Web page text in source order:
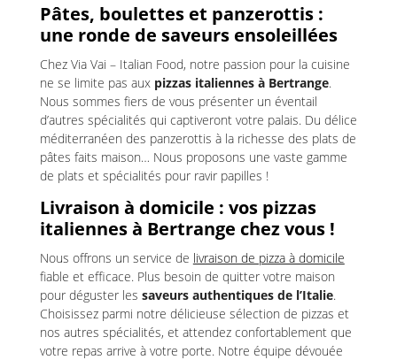
Pâtes, boulettes et panzerottis :
une ronde de saveurs ensoleillées
Chez Via Vai – Italian Food, notre passion pour la cuisine
ne se limite pas aux pizzas italiennes à Bertrange.
Nous sommes fiers de vous présenter un éventail
d’autres spécialités qui captiveront votre palais. Du délice
méditerranéen des panzerottis à la richesse des plats de
pâtes faits maison… Nous proposons une vaste gamme
de plats et spécialités pour ravir papilles !
Livraison à domicile : vos pizzas
italiennes à Bertrange chez vous !
Nous offrons un service de livraison de pizza à domicile
fiable et efficace. Plus besoin de quitter votre maison
pour déguster les saveurs authentiques de l’Italie.
Choisissez parmi notre délicieuse sélection de pizzas et
nos autres spécialités, et attendez confortablement que
votre repas arrive à votre porte. Notre équipe dévouée